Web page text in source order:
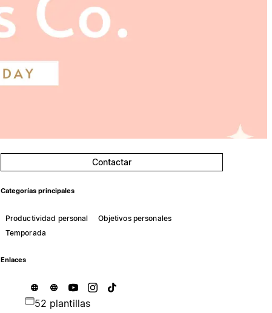
Contactar
Categorías principales
Productividad personal
Objetivos personales
Temporada
Enlaces
52 plantillas